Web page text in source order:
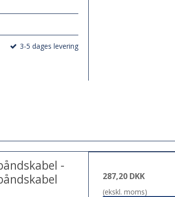
3-5 dages levering
-
287,20 DKK
(ekskl. moms)